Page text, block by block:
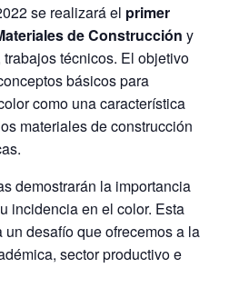
se realizará el primer
de Construcción y
técnicos. El objetivo
básicos para
como una característica
materiales de construcción
demostrarán la importancia
incidencia en el color. Esta
desafío que ofrecemos a la
sector productivo e